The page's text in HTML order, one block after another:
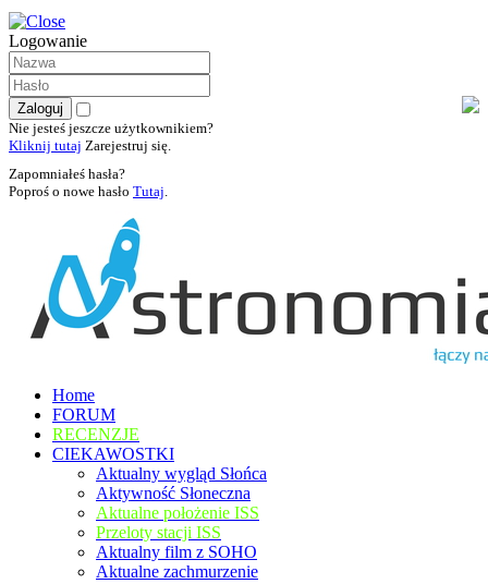
Logowanie
Nie jesteś jeszcze użytkownikiem?
Kliknij tutaj Zarejestruj się.
Zapomniałeś hasła?
Poproś o nowe hasło Tutaj.
Home
FORUM
RECENZJE
CIEKAWOSTKI
Aktualny wygląd Słońca
Aktywność Słoneczna
Aktualne położenie ISS
Przeloty stacji ISS
Aktualny film z SOHO
Aktualne zachmurzenie